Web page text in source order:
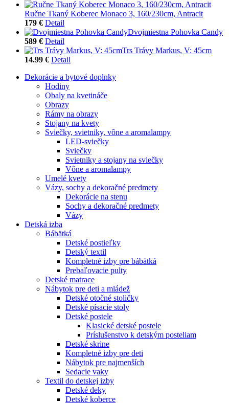
Ručne Tkaný Koberec Monaco 3, 160/230cm, Antracit
179 € Detail
Dvojmiestna Pohovka Candy
589 € Detail
Trs Trávy Markus, V: 45cm
14.99 € Detail
Dekorácie a bytové doplnky
Hodiny
Obaly na kvetináče
Obrazy
Rámy na obrazy
Stojany na kvety
Sviečky, svietniky, vône a aromalampy
LED-sviečky
Sviečky
Svietniky a stojany na sviečky
Vône a aromalampy
Umelé kvety
Vázy, sochy a dekoračné predmety
Dekorácie na stenu
Sochy a dekoračné predmety
Vázy
Detská izba
Bábätká
Detské postieľky
Detský textil
Kompletné izby pre bábätká
Prebaľovacie pulty
Detské matrace
Nábytok pre deti a mládež
Detské otočné stoličky
Detské písacie stoly
Detské postele
Klasické detské postele
Príslušenstvo k detským posteliam
Detské skrine
Kompletné izby pre deti
Nábytok pre najmenších
Sedacie vaky
Textil do detskej izby
Detské deky
Detské koberce